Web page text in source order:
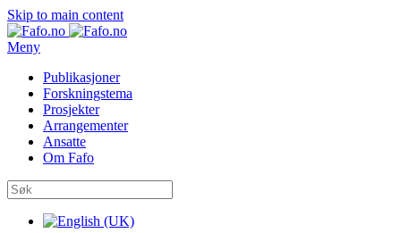
Skip to main content
Meny
Publikasjoner
Forskningstema
Prosjekter
Arrangementer
Ansatte
Om Fafo